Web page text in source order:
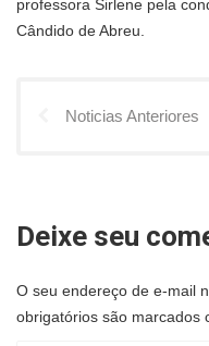
professora Sirlene pela
Cândido de Abreu.
Noticias Anteriores
Deixe seu
O seu endereço de e-mail
obrigatórios são marcados